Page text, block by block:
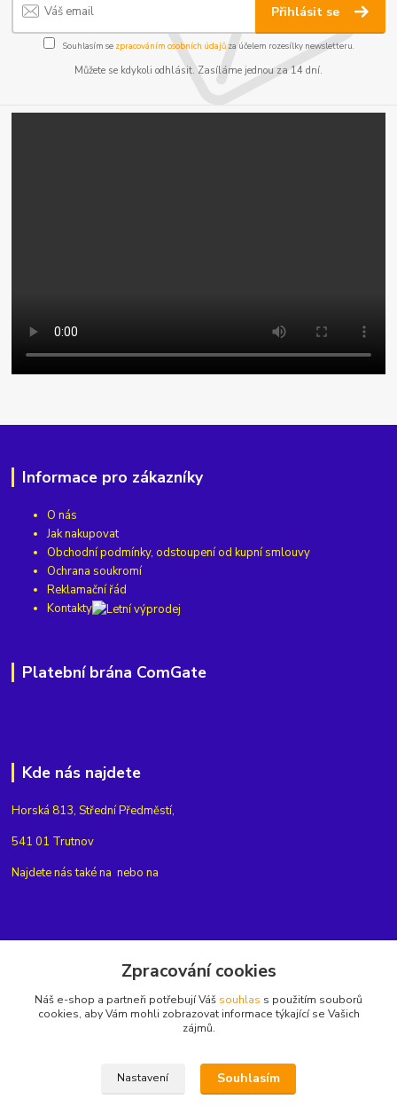
Přihlásit se
Souhlasím se zpracováním osobních údajůza účelem rozesílky newsletteru.
Můžete se kdykoli odhlásit. Zasíláme jednou za 14 dní.
Informace pro zákazníky
O nás
Jak nakupovat
Obchodní podmínky, odstoupení od kupní smlouvy
Ochrana soukromí
Reklamační řád
Kontakty
Platební brána ComGate
Kde nás najdete
Horská 813, Střední Předměstí,
541 01 Trutnov
Najdete nás také na nebo na
+420775654704
Zpracování cookies
Náš e-shop a partneři potřebují Váš souhlas s použitím souborů
cookies, aby Vám mohli zobrazovat informace týkající se Vašich
zájmů.
Nastavení Souhlasím